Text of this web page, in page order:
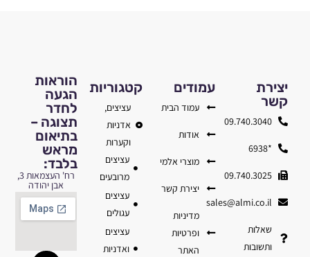
הוראות
הגעה
לחדר
תצוגה –
בתיאום
מראש
בלבד:
רח' העצמאות 3,
אבן יהודה
קטגוריות
עציצים,
אדניות
וקערות
עציצים
מרובעים
עציצים
עגולים
עציצים
ואדניות
עמודים
עמוד הבית
אודות
מוצרי אלמי
יצירת קשר
מדיניות
ופרטיות
האתר
יצירת
קשר
09.740.3040
*6938
09.740.3025
sales@almi.co.il
שאלות
ותשובות